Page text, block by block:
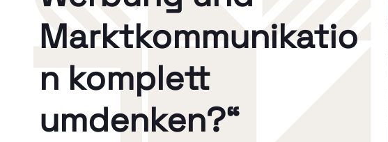
Marktkommunikatio
n komplett
umdenken?“